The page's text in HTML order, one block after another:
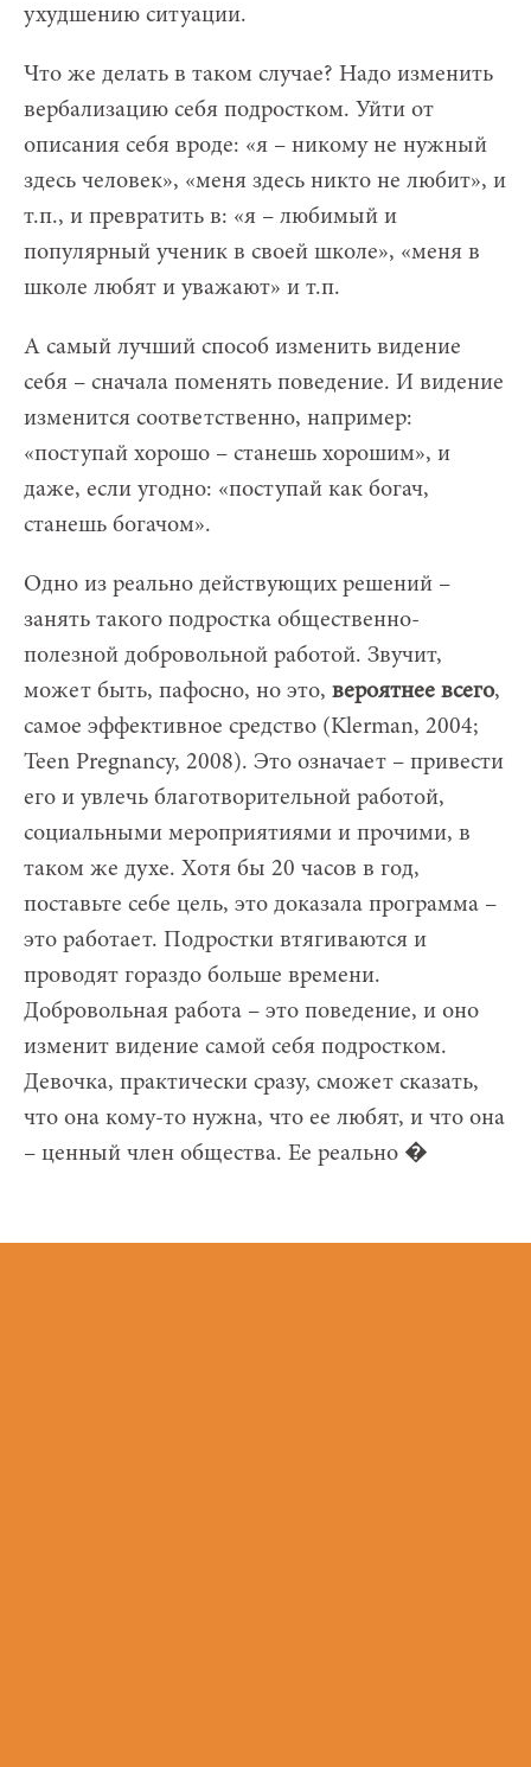
ухудшению ситуации.
Что же делать в таком случае? Надо изменить
вербализацию себя подростком. Уйти от
описания себя вроде: «я – никому не нужный
здесь человек», «меня здесь никто не любит», и
т.п., и превратить в: «я – любимый и
популярный ученик в своей школе», «меня в
школе любят и уважают» и т.п.
А самый лучший способ изменить видение
себя – сначала поменять поведение. И видение
изменится соответственно, например:
«поступай хорошо – станешь хорошим», и
даже, если угодно: «поступай как богач,
станешь богачом».
Одно из реально действующих решений –
занять такого подростка общественно-
полезной добровольной работой. Звучит,
может быть, пафосно, но это, вероятнее всего,
самое эффективное средство (Klerman, 2004;
Teen Pregnancy, 2008). Это означает – привести
его и увлечь благотворительной работой,
социальными мероприятиями и прочими, в
таком же духе. Хотя бы 20 часов в год,
поставьте себе цель, это доказала программа –
это работает. Подростки втягиваются и
проводят гораздо больше времени.
Добровольная работа – это поведение, и оно
изменит видение самой себя подростком.
Девочка, практически сразу, сможет сказать,
что она кому-то нужна, что ее любят, и что она
– ценный член общества. Ее реально �